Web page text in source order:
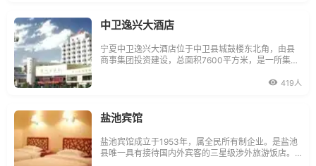
中卫逸兴大酒店
宁夏中卫逸兴大酒店位于中卫县城鼓楼东北角，由县
商事集团投资建设，总面积7600平方米，是一所集餐
419人
盐池宾馆
盐池宾馆成立于1953年，属全民所有制企业。是盐池
县唯一具有接待国内外宾客的三星级涉外旅游饭店。